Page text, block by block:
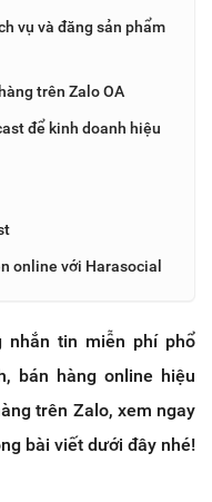
vụ và đăng sản phẩm
trên Zalo OA
để kinh doanh hiệu
online với Harasocial
nhắn tin miễn phí phổ
bán hàng online hiệu
trên Zalo, xem ngay
bài viết dưới đây nhé!